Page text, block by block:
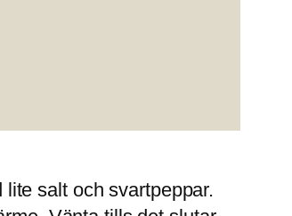
salt och svartpeppar.